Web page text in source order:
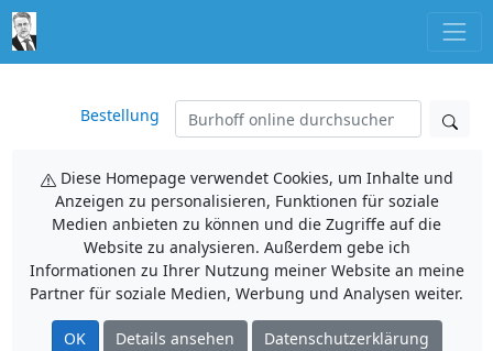
Bestellung
Diese Homepage verwendet Cookies, um Inhalte und
Anzeigen zu personalisieren, Funktionen für soziale
Medien anbieten zu können und die Zugriffe auf die
Website zu analysieren. Außerdem gebe ich
Informationen zu Ihrer Nutzung meiner Website an meine
Partner für soziale Medien, Werbung und Analysen weiter.
OK Details ansehen Datenschutzerklärung